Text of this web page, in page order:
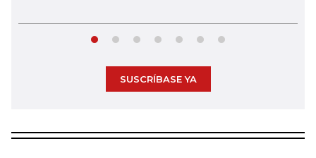
SUSCRÍBASE YA